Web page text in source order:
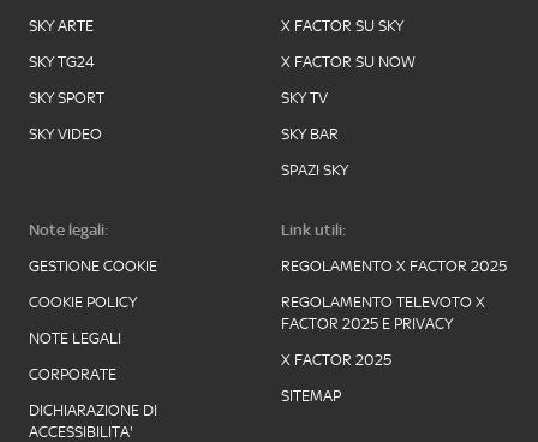
SKY ARTE
SKY TG24
SKY SPORT
SKY VIDEO
X FACTOR SU SKY
X FACTOR SU NOW
SKY TV
SKY BAR
SPAZI SKY
Note legali:
GESTIONE COOKIE
COOKIE POLICY
NOTE LEGALI
CORPORATE
DICHIARAZIONE DI
ACCESSIBILITA'
Link utili:
REGOLAMENTO X FACTOR 2025
REGOLAMENTO TELEVOTO X
FACTOR 2025 E PRIVACY
X FACTOR 2025
SITEMAP